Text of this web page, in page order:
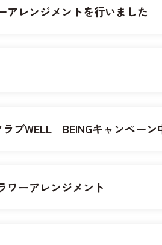
アレンジメントを行いました
ブWELL BEINGキャンペーン
ワーアレンジメント